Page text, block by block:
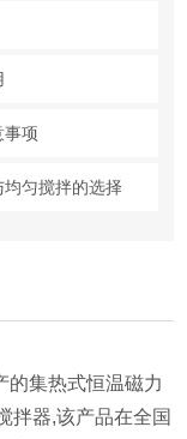
事项
均匀搅拌的选择
的集热式恒温磁力
拌器,该产品在全国